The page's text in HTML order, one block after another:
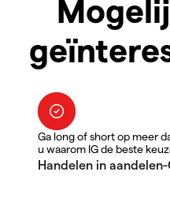
Ga long of short op meer
u waarom IG de beste